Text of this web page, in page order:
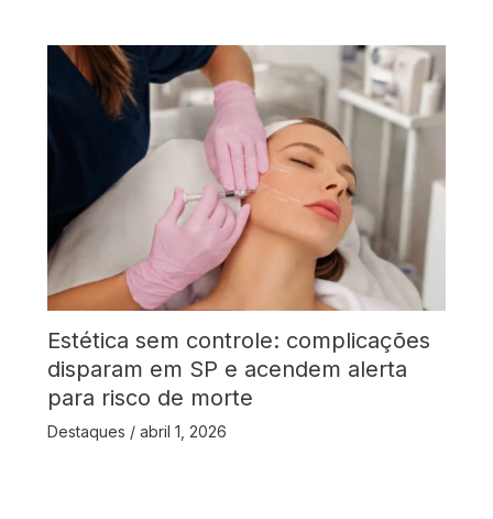
Estética sem controle: complicações
disparam em SP e acendem alerta
para risco de morte
Destaques / abril 1, 2026